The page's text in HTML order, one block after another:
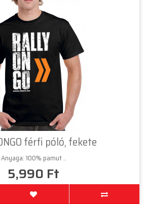
férfi póló, fekete
Anyaga: 100% pamut ..
5,990 Ft